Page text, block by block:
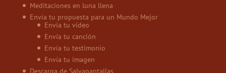
Meditaciones en luna llena
Envía tu propuesta para un Mundo Mejor
Envía tu vídeo
Envía tu canción
Envía tu testimonio
Envía tu imagen
Descarga de Salvapantallas